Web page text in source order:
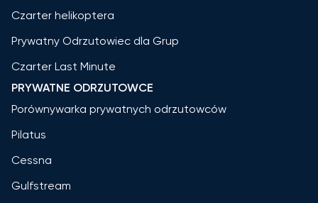
Czarter helikoptera
Prywatny Odrzutowiec dla Grup
Czarter Last Minute
PRYWATNE ODRZUTOWCE
Porównywarka prywatnych odrzutowców
Pilatus
Cessna
Gulfstream